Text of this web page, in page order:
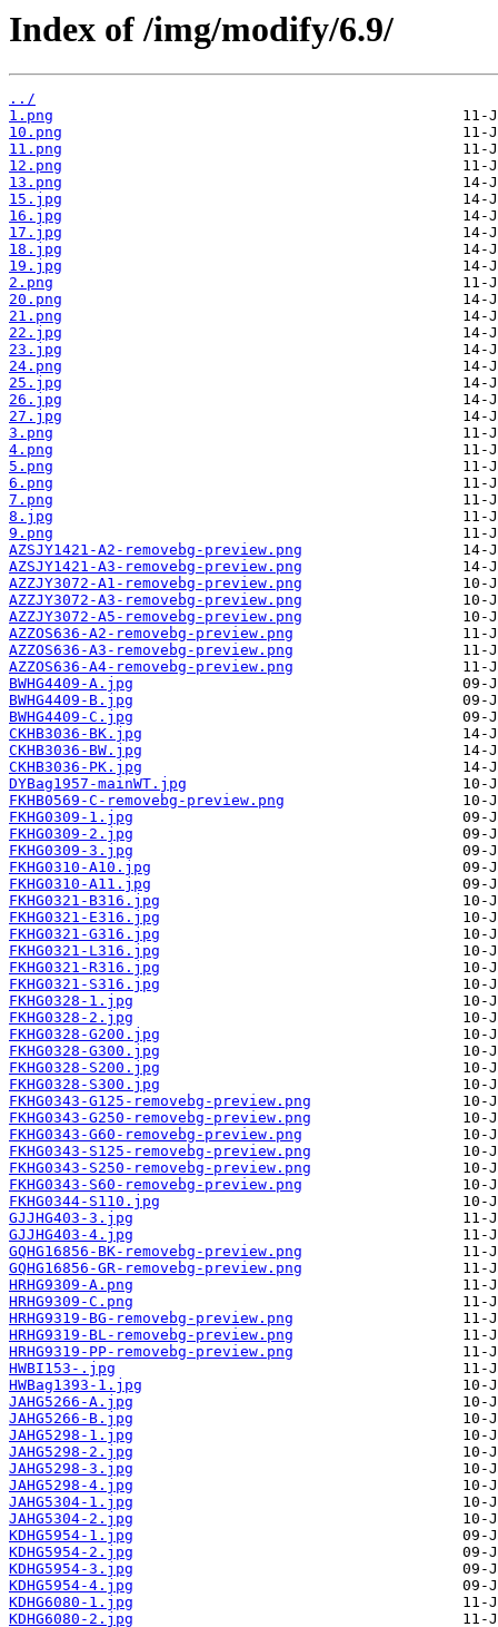
Index of /img/modify/6.9/
../
1.png
10.png
11.png
12.png
13.png
15.jpg
16.jpg
17.jpg
18.jpg
19.jpg
2.png
20.png
21.png
22.jpg
23.jpg
24.png
25.jpg
26.jpg
27.jpg
3.png
4.png
5.png
6.png
7.png
8.jpg
9.png
AZSJY1421-A2-removebg-preview.png
AZSJY1421-A3-removebg-preview.png
AZZJY3072-A1-removebg-preview.png
AZZJY3072-A3-removebg-preview.png
AZZJY3072-A5-removebg-preview.png
AZZOS636-A2-removebg-preview.png
AZZOS636-A3-removebg-preview.png
AZZOS636-A4-removebg-preview.png
BWHG4409-A.jpg
BWHG4409-B.jpg
BWHG4409-C.jpg
CKHB3036-BK.jpg
CKHB3036-BW.jpg
CKHB3036-PK.jpg
DYBag1957-mainWT.jpg
FKHB0569-C-removebg-preview.png
FKHG0309-1.jpg
FKHG0309-2.jpg
FKHG0309-3.jpg
FKHG0310-A10.jpg
FKHG0310-A11.jpg
FKHG0321-B316.jpg
FKHG0321-E316.jpg
FKHG0321-G316.jpg
FKHG0321-L316.jpg
FKHG0321-R316.jpg
FKHG0321-S316.jpg
FKHG0328-1.jpg
FKHG0328-2.jpg
FKHG0328-G200.jpg
FKHG0328-G300.jpg
FKHG0328-S200.jpg
FKHG0328-S300.jpg
FKHG0343-G125-removebg-preview.png
FKHG0343-G250-removebg-preview.png
FKHG0343-G60-removebg-preview.png
FKHG0343-S125-removebg-preview.png
FKHG0343-S250-removebg-preview.png
FKHG0343-S60-removebg-preview.png
FKHG0344-S110.jpg
GJJHG403-3.jpg
GJJHG403-4.jpg
GQHG16856-BK-removebg-preview.png
GQHG16856-GR-removebg-preview.png
HRHG9309-A.png
HRHG9309-C.png
HRHG9319-BG-removebg-preview.png
HRHG9319-BL-removebg-preview.png
HRHG9319-PP-removebg-preview.png
HWBI153-.jpg
HWBag1393-1.jpg
JAHG5266-A.jpg
JAHG5266-B.jpg
JAHG5298-1.jpg
JAHG5298-2.jpg
JAHG5298-3.jpg
JAHG5298-4.jpg
JAHG5304-1.jpg
JAHG5304-2.jpg
KDHG5954-1.jpg
KDHG5954-2.jpg
KDHG5954-3.jpg
KDHG5954-4.jpg
KDHG6080-1.jpg
KDHG6080-2.jpg